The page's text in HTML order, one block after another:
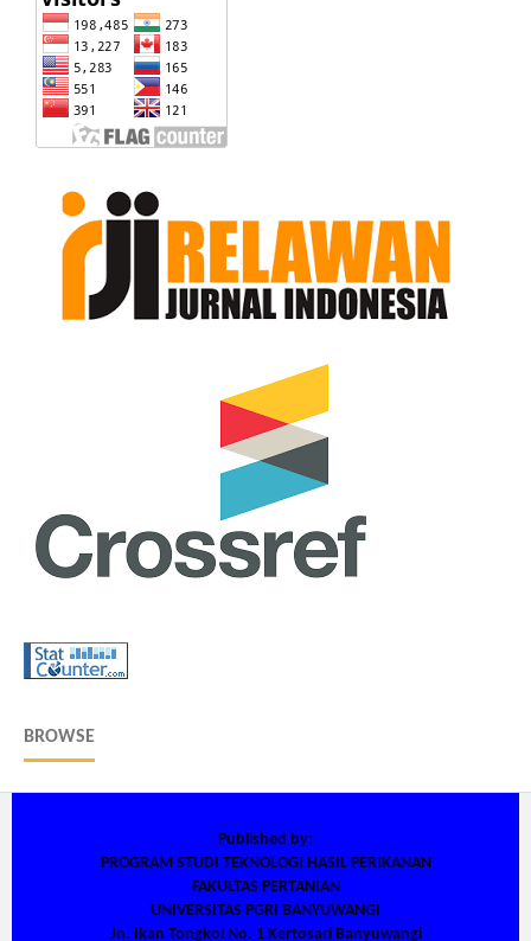
BROWSE
Published by:
PROGRAM STUDI TEKNOLOGI HASIL PERIKANAN
FAKULTAS PERTANIAN
UNIVERSITAS PGRI BANYUWANGI
Jn. Ikan Tongkol No. 1 Kertosari Banyuwangi